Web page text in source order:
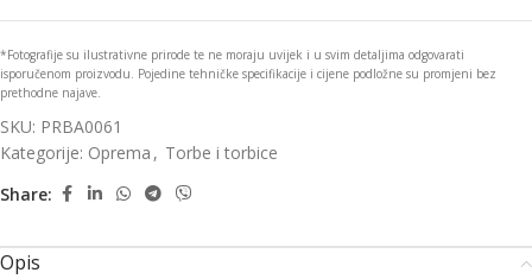
*Fotografije su ilustrativne prirode te ne moraju uvijek i u svim detaljima odgovarati
isporučenom proizvodu. Pojedine tehničke specifikacije i cijene podložne su promjeni bez
prethodne najave.
SKU: PRBA0061
Kategorije: Oprema , Torbe i torbice
Share:
Opis